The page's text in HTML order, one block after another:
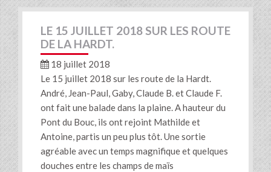
LE 15 JUILLET 2018 SUR LES ROUTE
DE LA HARDT.
18 juillet 2018
Le 15 juillet 2018 sur les route de la Hardt.
André, Jean-Paul, Gaby, Claude B. et Claude F.
ont fait une balade dans la plaine. A hauteur du
Pont du Bouc, ils ont rejoint Mathilde et
Antoine, partis un peu plus tôt. Une sortie
agréable avec un temps magnifique et quelques
douches entre les champs de maïs